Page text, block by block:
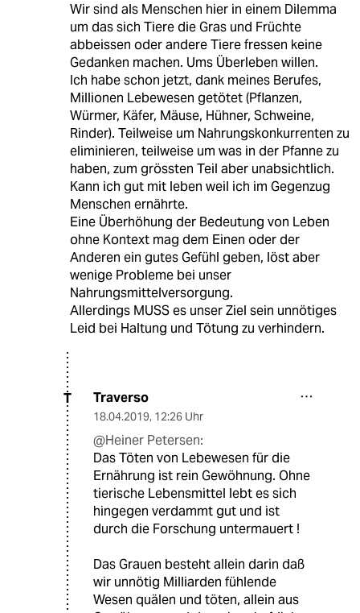
Wir sind als Menschen hier in einem Dilemma
um das sich Tiere die Gras und Früchte
abbeissen oder andere Tiere fressen keine
Gedanken machen. Ums Überleben willen.
Ich habe schon jetzt, dank meines Berufes,
Millionen Lebewesen getötet (Pflanzen,
Würmer, Käfer, Mäuse, Hühner, Schweine,
Rinder). Teilweise um Nahrungskonkurrenten zu
eliminieren, teilweise um was in der Pfanne zu
haben, zum grössten Teil aber unabsichtlich.
Kann ich gut mit leben weil ich im Gegenzug
Menschen ernährte.
Eine Überhöhung der Bedeutung von Leben
ohne Kontext mag dem Einen oder der
Anderen ein gutes Gefühl geben, löst aber
wenige Probleme bei unser
Nahrungsmittelversorgung.
Allerdings MUSS es unser Ziel sein unnötiges
Leid bei Haltung und Tötung zu verhindern.
T Traverso
18.04.2019, 12:26 Uhr
@Heiner Petersen:
Das Töten von Lebewesen für die
Ernährung ist rein Gewöhnung. Ohne
tierische Lebensmittel lebt es sich
hingegen verdammt gut und ist
durch die Forschung untermauert !
Das Grauen besteht allein darin daß
wir unnötig Milliarden fühlende
Wesen quälen und töten, allein aus